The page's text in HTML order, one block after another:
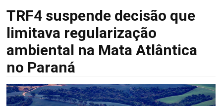
TRF4 suspende decisão que
limitava regularização
ambiental na Mata Atlântica
no Paraná